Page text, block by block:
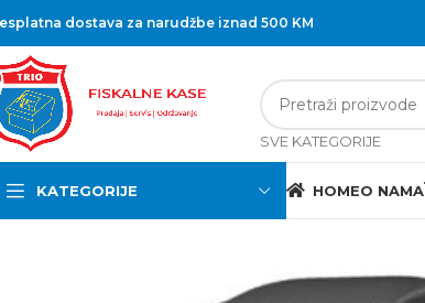
dostava za narudžbe iznad 500 KM
SVE KATEGORIJE
KATEGORIJE HOMEO NAMA